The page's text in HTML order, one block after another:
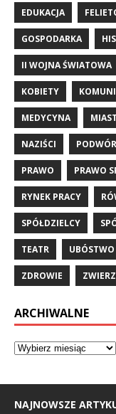
EDUKACJA
GOSPODARKA
II WOJNA ŚWIATOWA
KOBIETY
MEDYCYNA
NAZIŚCI
PRAWO PRAWO
RYNEK PRACY
SPÓŁDZIELCY
TEATR UBÓSTWO
ZDROWIE
ARCHIWALNE
NAJNOWSZE